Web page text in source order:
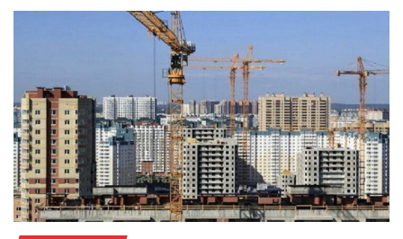
at
p
p
c
o
o
k
tt
n
o
kl
a
ss
ni
ki
e
gr
a
m
.R er п
а
в
и
т
ь